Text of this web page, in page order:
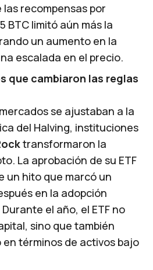
recompensas por
BTC limitó aún más la
un aumento en la
escalada en el precio.
que cambiaron las reglas
se ajustaban a la
del Halving, instituciones
transformaron la
La aprobación de su ETF
un hito que marcó un
en la adopción
el año, el ETF no
sino que también
en términos de activos bajo